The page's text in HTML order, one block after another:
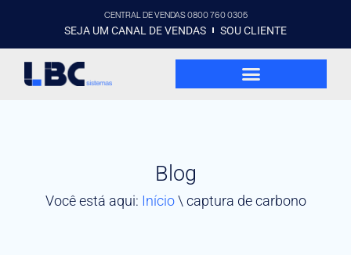
CENTRAL DE VENDAS 0800 760 0305
SEJA UM CANAL DE VENDAS SOU CLIENTE
Blog
Você está aqui: Início\ captura de carbono